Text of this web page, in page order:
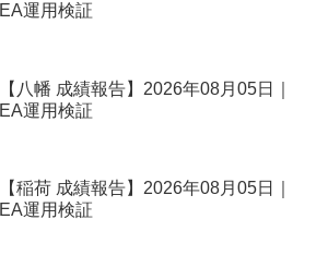
EA運用検証
【八幡 成績報告】2026年08月05日｜
EA運用検証
【稲荷 成績報告】2026年08月05日｜
EA運用検証